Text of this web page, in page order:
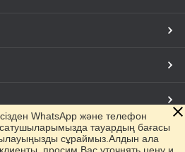
сізден WhatsApp және телефон
тауардың бағасы
сұраймыз.Алдын ала